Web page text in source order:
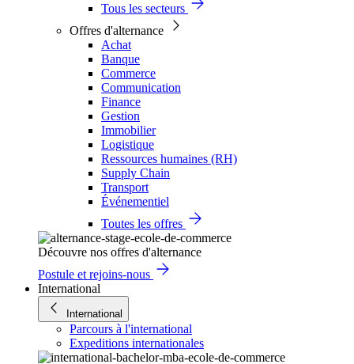
Tous les secteurs
Offres d'alternance
Achat
Banque
Commerce
Communication
Finance
Gestion
Immobilier
Logistique
Ressources humaines (RH)
Supply Chain
Transport
Événementiel
Toutes les offres
Découvre nos offres d'alternance
Postule et rejoins-nous
International
International
Parcours à l'international
Expeditions internationales